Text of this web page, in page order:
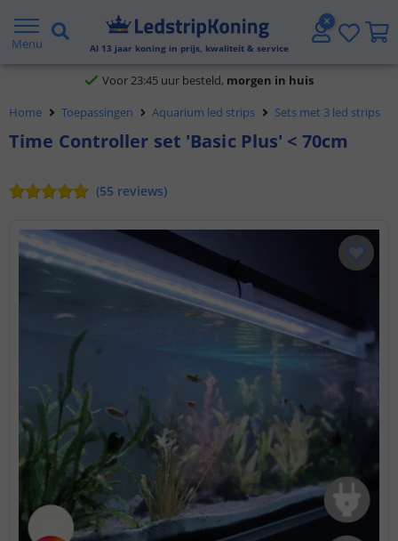
Menu Al 13 jaar koning in prijs, kwaliteit & service
Klantbeoordeling 9.1
Voor 23:45 uur besteld, morgen in huis
Home
Toepassingen Aquarium led strips Sets met 3 led strips
Time Controller set 'Basic Plus' < 70cm
(55 reviews)